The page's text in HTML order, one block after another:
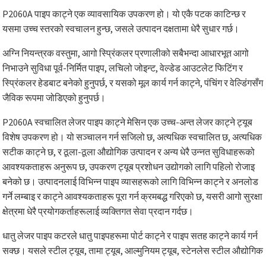
P2060A पाइप काट्ने एक व्यावसायिक उपकरण हो। यो एकै पटक काटिन्छ र
यसमा उच्च स्तरको स्वचालन हुन्छ, जसले उत्पादन दक्षतामा धेरै सुधार गर्छ।
अग्नि नियन्त्रक वस्तुमा, आगो स्प्रिंकलर प्रणालीको सबैभन्दा आधारभूत आगो
निभाउने सुविधा पूर्व-निर्मित पाइप, लचिलो जोइन्ट, वेल्डेड आउटलेट फिटिंग र
स्प्रिंकलर हेडबाट बनेको हुनुपर्छ, र यसको मूल कार्य गर्न काट्ने, पंचिंग र वेल्डिंगसँग
जैविक रूपमा जोडिएको हुनुपर्छ।
P2060A स्वचालित लेजर पाइप काट्ने मेसिन एक उच्च-अन्त लेजर काट्ने ट्यूब
विशेष उपकरण हो। यो सञ्चालन गर्न सजिलो छ, अत्यधिक स्वचालित छ, अत्यधिक
सटीक काट्ने छ, र ठूला-ठूला औद्योगिक उत्पादन र अन्य धेरै उन्नत सुविधाहरूको
आवश्यकताहरू अनुरूप छ, उपकरण ट्यूब प्रशोधन उद्योगको लागि पहिलो रोजाइ
बनेको छ। उत्पादनलाई विभिन्न पाइप व्यासहरूको लागि विभिन्न काट्ने र अनलोड
गर्ने लम्बाइ र काट्ने आवश्यकताहरू पूरा गर्न क्रमबद्ध गरिएको छ, यसरी आगो सुरक्षा
क्षेत्रमा धेरै प्रयोगकर्ताहरूलाई व्यक्तिगत सेवा प्रदान गर्दछ।
धातु लेजर पाइप कटरले धातु पाइपहरूमा पोर्ट काट्ने र पाइप सतह काट्ने कार्य गर्न
सक्छ। यसले स्टील ट्यूब, तामा ट्यूब, आल्मुनियम ट्यूब, स्टेनलेस स्टील औद्योगिक